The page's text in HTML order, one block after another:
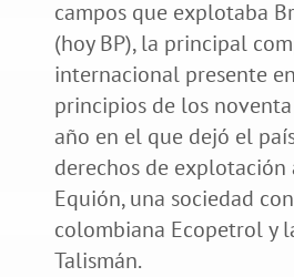
campos que explotaba
(hoy BP), la principal
internacional presente
principios de los
año en el que dejó el
derechos de
Equión, una sociedad
colombiana Ecopetrol y
Talismán.